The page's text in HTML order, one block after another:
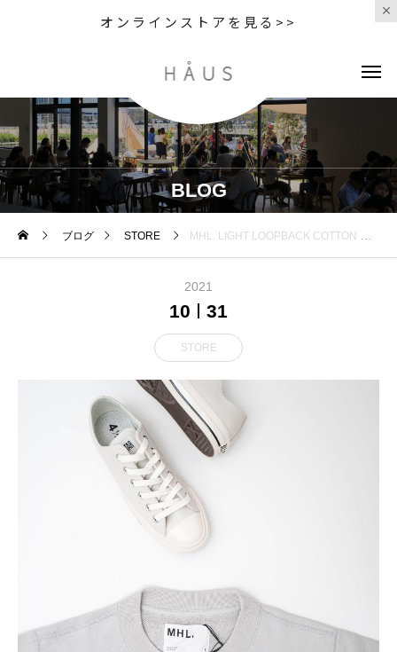
オンラインストアを見る>>
BLOG
ブログ STORE MHL. LIGHT LOOPBACK COTTON 今年もやってきました
2021
10 31
STORE